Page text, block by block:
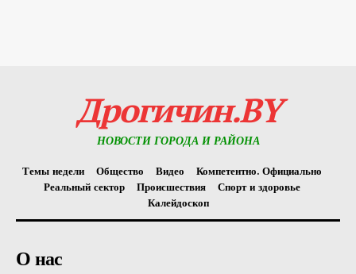
Дрогичин.BY
НОВОСТИ ГОРОДА И РАЙОНА
Темы недели Общество Видео
Компетентно. Официально
Реальный сектор
Происшествия
Спорт и здоровье
Калейдоскоп
О нас